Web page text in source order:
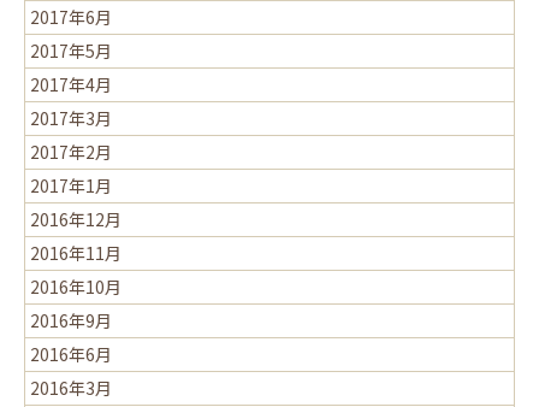
2017年6月
2017年5月
2017年4月
2017年3月
2017年2月
2017年1月
2016年12月
2016年11月
2016年10月
2016年9月
2016年6月
2016年3月